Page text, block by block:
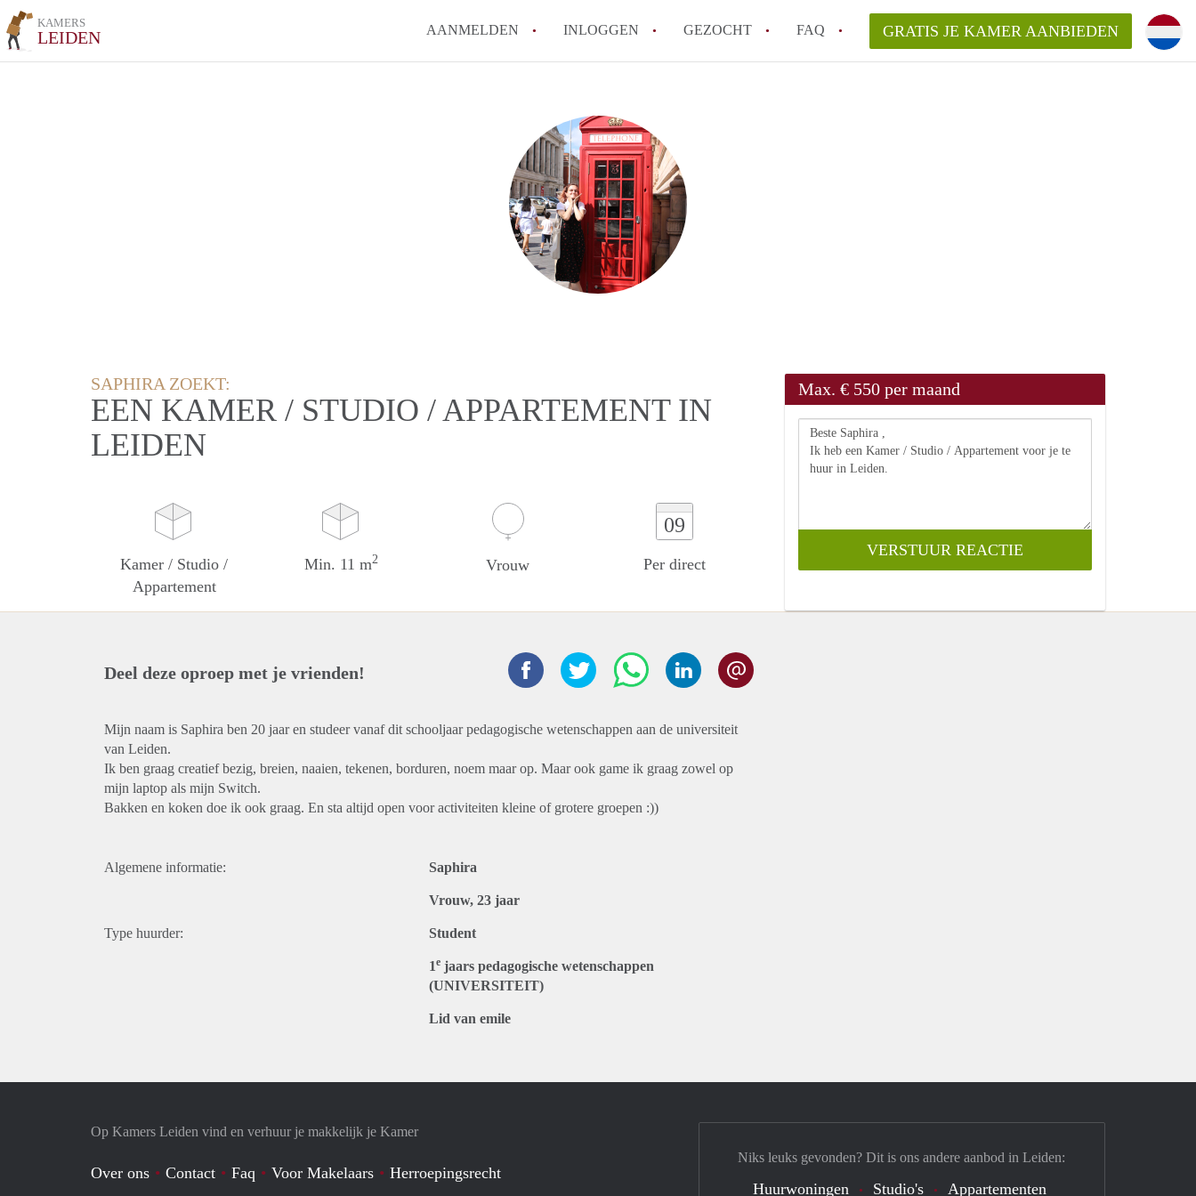
KAMERS
LEIDEN AANMELDEN INLOGGEN GEZOCHT FAQ
Wat is KamersLeiden?
Wat is de privacyverklaring van KamersLeiden?
Berekent KamersLeiden makelaarsvergoeding/bemiddelingsvergoeding?
Alle veelgestelde vragen
GRATIS JE KAMER AANBIEDEN
SAPHIRA ZOEKT:
EEN KAMER / STUDIO / APPARTEMENT IN
LEIDEN
Kamer / Studio /
Appartement
Min. 11 m2 Vrouw
09
Per direct
Max. € 550 per maand
Deel deze oproep met je vrienden!
Mijn naam is Saphira ben 20 jaar en studeer vanaf dit schooljaar pedagogische wetenschappen aan de universiteit
van Leiden.
Ik ben graag creatief bezig, breien, naaien, tekenen, borduren, noem maar op. Maar ook game ik graag zowel op
mijn laptop als mijn Switch.
Bakken en koken doe ik ook graag. En sta altijd open voor activiteiten kleine of grotere groepen :))
Algemene informatie: Saphira
Vrouw, 23 jaar
Type huurder: Student
1e jaars pedagogische wetenschappen
(UNIVERSITEIT)
Lid van emile
Op Kamers Leiden vind en verhuur je makkelijk je Kamer
Over ons Contact Faq Voor Makelaars Herroepingsrecht
Niks leuks gevonden? Dit is ons andere aanbod in Leiden:
Huurwoningen Studio's Appartementen